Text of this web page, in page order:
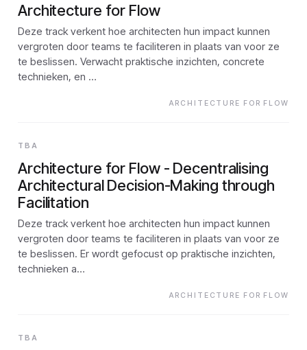
Architecture for Flow
Deze track verkent hoe architecten hun impact kunnen
vergroten door teams te faciliteren in plaats van voor ze
te beslissen. Verwacht praktische inzichten, concrete
technieken, en …
ARCHITECTURE FOR FLOW
TBA
Architecture for Flow - Decentralising
Architectural Decision-Making through
Facilitation
Deze track verkent hoe architecten hun impact kunnen
vergroten door teams te faciliteren in plaats van voor ze
te beslissen. Er wordt gefocust op praktische inzichten,
technieken a…
ARCHITECTURE FOR FLOW
TBA